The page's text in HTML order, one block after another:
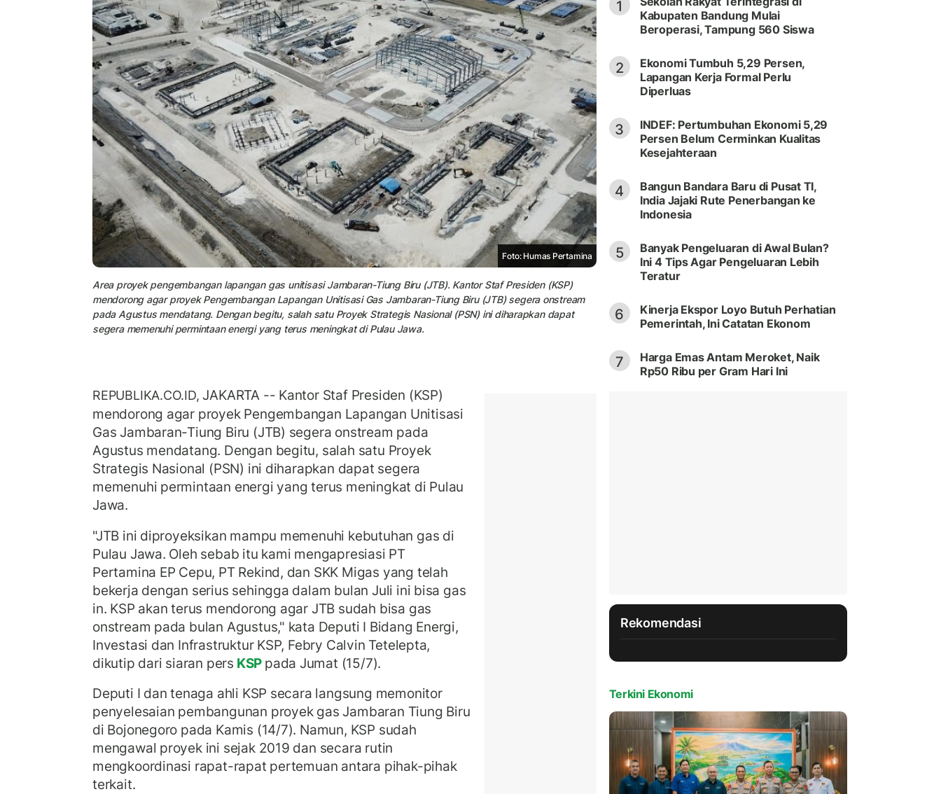
Foto: Humas Pertamina
Area proyek pengembangan lapangan gas unitisasi Jambaran-Tiung Biru (JTB). Kantor Staf Presiden (KSP)
mendorong agar proyek Pengembangan Lapangan Unitisasi Gas Jambaran-Tiung Biru (JTB) segera onstream
pada Agustus mendatang. Dengan begitu, salah satu Proyek Strategis Nasional (PSN) ini diharapkan dapat
segera memenuhi permintaan energi yang terus meningkat di Pulau Jawa.
REPUBLIKA.CO.ID,JAKARTA -- Kantor Staf Presiden (KSP)
mendorong agar proyek Pengembangan Lapangan Unitisasi
Gas Jambaran-Tiung Biru (JTB) segera onstream pada
Agustus mendatang. Dengan begitu, salah satu Proyek
Strategis Nasional (PSN) ini diharapkan dapat segera
memenuhi permintaan energi yang terus meningkat di Pulau
Jawa.
"JTB ini diproyeksikan mampu memenuhi kebutuhan gas di
Pulau Jawa. Oleh sebab itu kami mengapresiasi PT
Pertamina EP Cepu, PT Rekind, dan SKK Migas yang telah
bekerja dengan serius sehingga dalam bulan Juli ini bisa gas
in. KSP akan terus mendorong agar JTB sudah bisa gas
onstream pada bulan Agustus," kata Deputi I Bidang Energi,
Investasi dan Infrastruktur KSP, Febry Calvin Tetelepta,
dikutip dari siaran pers KSP pada Jumat (15/7).
Deputi I dan tenaga ahli KSP secara langsung memonitor
penyelesaian pembangunan proyek gas Jambaran Tiung Biru
di Bojonegoro pada Kamis (14/7). Namun, KSP sudah
mengawal proyek ini sejak 2019 dan secara rutin
mengkoordinasi rapat-rapat pertemuan antara pihak-pihak
terkait.
1
Kabupaten Bandung Mulai
Beroperasi, Tampung 560 Siswa
2
Ekonomi Tumbuh 5,29 Persen,
Lapangan Kerja Formal Perlu
Diperluas
3
INDEF: Pertumbuhan Ekonomi 5,29
Persen Belum Cerminkan Kualitas
Kesejahteraan
4
Bangun Bandara Baru di Pusat TI,
India Jajaki Rute Penerbangan ke
Indonesia
5
Banyak Pengeluaran di Awal Bulan?
Ini 4 Tips Agar Pengeluaran Lebih
Teratur
6
Kinerja Ekspor Loyo Butuh Perhatian
Pemerintah, Ini Catatan Ekonom
7
Harga Emas Antam Meroket, Naik
Rp50 Ribu per Gram Hari Ini
Rekomendasi
Terkini Ekonomi